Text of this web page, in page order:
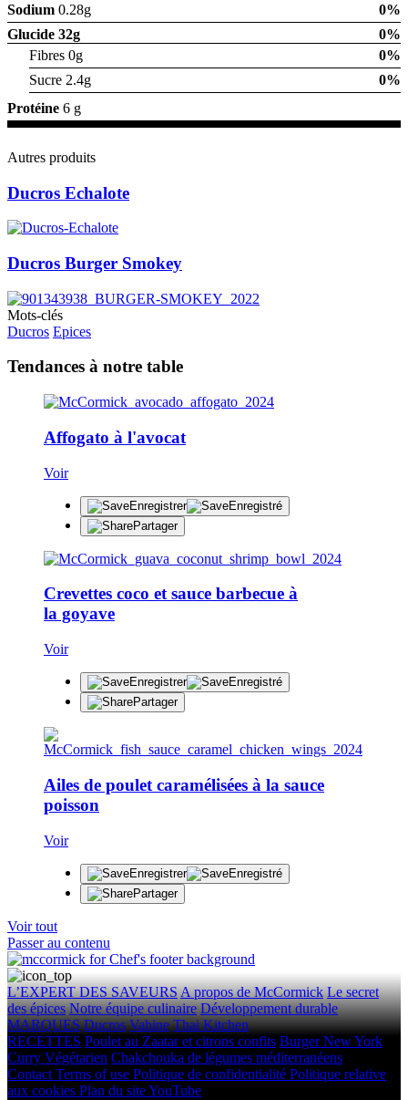
Sodium 0.28g
0%
Glucide 32g
0%
Fibres 0g
0%
Sucre 2.4g
0%
Protéine 6 g
Autres produits
Ducros Echalote
Ducros Burger Smokey
Mots-clés
Ducros Epices
Tendances à notre table
Affogato à l'avocat
Voir
Enregistrer
Enregistré
Partager
Crevettes coco et sauce barbecue à
la goyave
Voir
Enregistrer
Enregistré
Partager
Ailes de poulet caramélisées à la sauce
poisson
Voir
Enregistrer
Enregistré
Partager
Voir tout
Passer au contenu
L’EXPERT DES SAVEURSA propos de McCormick Le secret
des épices Notre équipe culinaire Développement durable
MARQUES Ducros Vahine Thai Kitchen
RECETTES Poulet au Zaatar et citrons confits Burger New York
Curry Végétarien Chakchouka de légumes méditerranéens
Contact Terms of use Politique de confidentialité Politique relative
aux cookies Plan du siteYouTube